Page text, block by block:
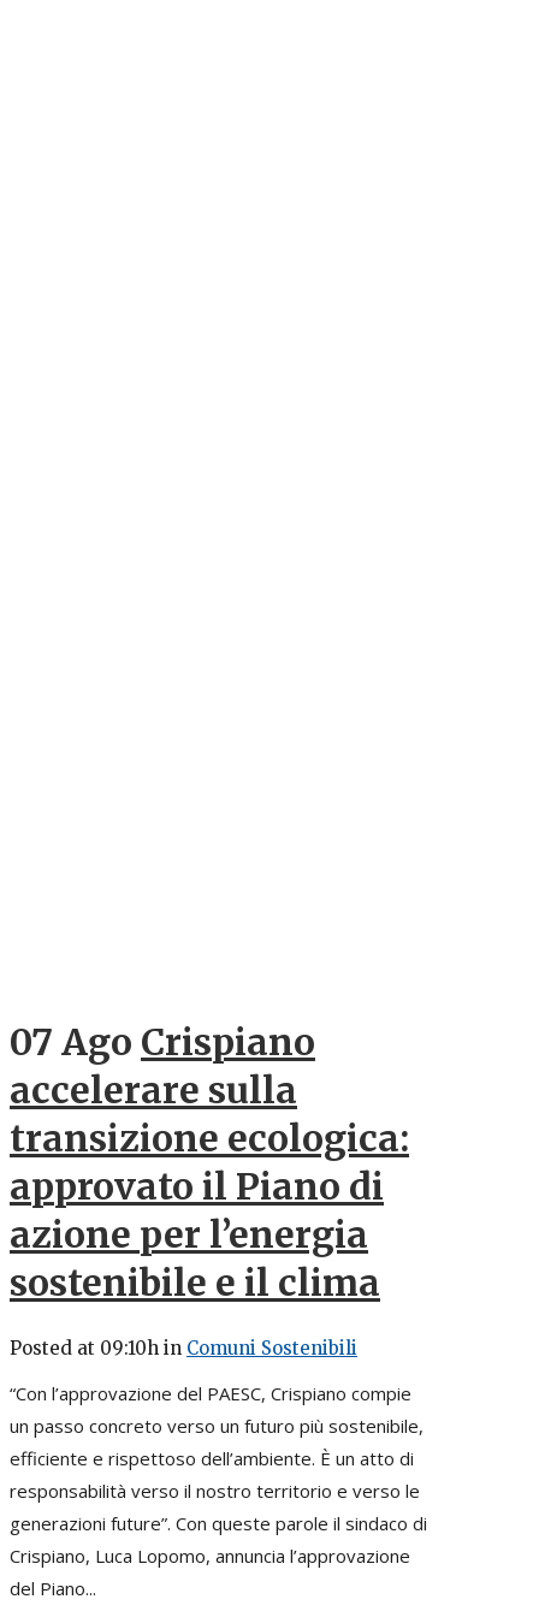
07 Ago Crispiano
accelerare sulla
transizione ecologica:
approvato il Piano di
azione per l’energia
sostenibile e il clima
Posted at 09:10h in Comuni Sostenibili
“Con l’approvazione del PAESC, Crispiano compie
un passo concreto verso un futuro più sostenibile,
efficiente e rispettoso dell’ambiente. È un atto di
responsabilità verso il nostro territorio e verso le
generazioni future”. Con queste parole il sindaco di
Crispiano, Luca Lopomo, annuncia l’approvazione
del Piano...